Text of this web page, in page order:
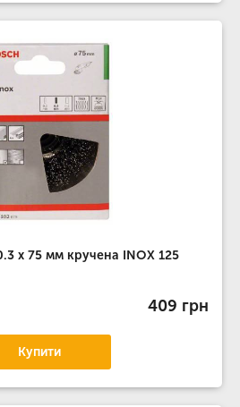
х 75 мм кручена INOX 125
409 грн
Купити